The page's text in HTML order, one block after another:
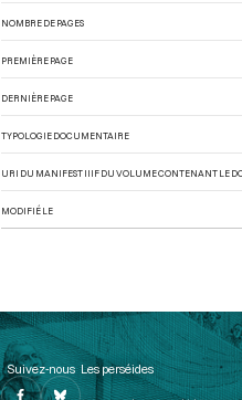
NOMBRE DE PAGES
PREMIÈRE PAGE
DERNIÈRE PAGE
TYPOLOGIE DOCUMENTAIRE
URI DU MANIFEST IIIF DU VOLUME CONTENANT LE
MODIFIÉ LE
Suivez-nous Les perséides